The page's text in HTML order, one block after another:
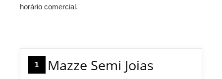
horário comercial.
1 Mazze Semi Joias